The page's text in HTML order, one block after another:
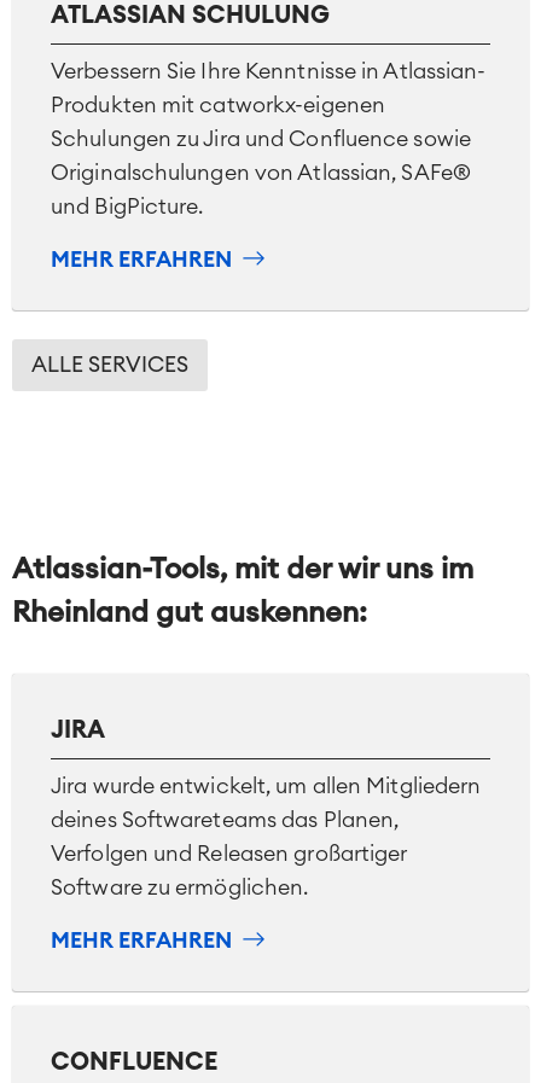
ATLASSIAN SCHULUNG
Verbessern Sie Ihre Kenntnisse in Atlassian-
Produkten mit catworkx-eigenen
Schulungen zu Jira und Confluence sowie
Originalschulungen von Atlassian, SAFe®
und BigPicture.
MEHR ERFAHREN
ALLE SERVICES
Atlassian-Tools, mit der wir uns im
Rheinland gut auskennen:
JIRA
Jira wurde entwickelt, um allen Mitgliedern
deines Softwareteams das Planen,
Verfolgen und Releasen großartiger
Software zu ermöglichen.
MEHR ERFAHREN
CONFLUENCE